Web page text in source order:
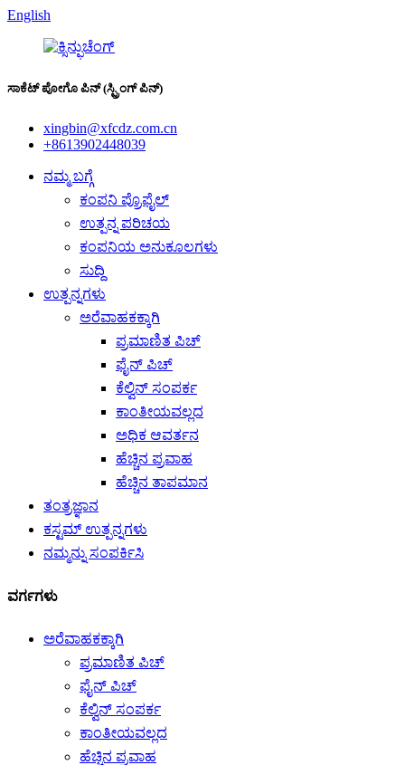
English
ಸಾಕೆಟ್ ಪೋಗೊ ಪಿನ್ (ಸ್ಪ್ರಿಂಗ್ ಪಿನ್)
xingbin@xfcdz.com.cn
+8613902448039
ನಮ್ಮ ಬಗ್ಗೆ
ಕಂಪನಿ ಪ್ರೊಫೈಲ್
ಉತ್ಪನ್ನ ಪರಿಚಯ
ಕಂಪನಿಯ ಅನುಕೂಲಗಳು
ಸುದ್ದಿ
ಉತ್ಪನ್ನಗಳು
ಅರೆವಾಹಕಕ್ಕಾಗಿ
ಪ್ರಮಾಣಿತ ಪಿಚ್
ಫೈನ್ ಪಿಚ್
ಕೆಲ್ವಿನ್ ಸಂಪರ್ಕ
ಕಾಂತೀಯವಲ್ಲದ
ಅಧಿಕ ಆವರ್ತನ
ಹೆಚ್ಚಿನ ಪ್ರವಾಹ
ಹೆಚ್ಚಿನ ತಾಪಮಾನ
ತಂತ್ರಜ್ಞಾನ
ಕಸ್ಟಮ್ ಉತ್ಪನ್ನಗಳು
ನಮ್ಮನ್ನು ಸಂಪರ್ಕಿಸಿ
ವರ್ಗಗಳು
ಅರೆವಾಹಕಕ್ಕಾಗಿ
ಪ್ರಮಾಣಿತ ಪಿಚ್
ಫೈನ್ ಪಿಚ್
ಕೆಲ್ವಿನ್ ಸಂಪರ್ಕ
ಕಾಂತೀಯವಲ್ಲದ
ಹೆಚ್ಚಿನ ಪ್ರವಾಹ